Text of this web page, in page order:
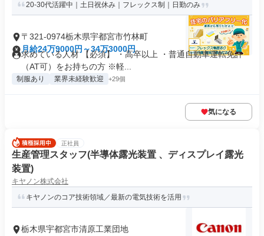
20-30代活躍中｜土日祝休み｜フレックス制｜日勤のみ
〒321-0974栃木県宇都宮市竹林町
月給24万9000円～34万3000円
求めている人材 【必須】 ・高卒以上 ・普通自動車運転免許
（AT可）をお持ちの方 ※軽...
制服あり 業界未経験歓迎 +29個
気になる
正社員
生産管理スタッフ(半導体露光装置 、ディスプレイ露光
装置)
キヤノン株式会社
キヤノンのコア技術領域／最新の電気技術を活用
栃木県宇都宮市清原工業団地